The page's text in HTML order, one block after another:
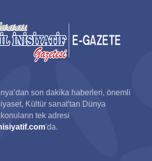
son dakika haberleri, önemli
Kültür sanat'tan Dünya
tek adresi
'da.